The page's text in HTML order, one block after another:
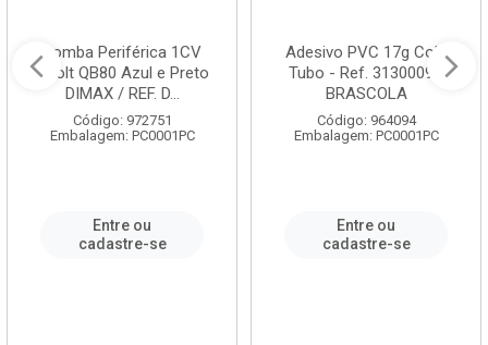
Bomba Periférica 1CV
Bivolt QB80 Azul e Preto
DIMAX / REF. D...
Código: 972751
Embalagem: PC0001PC
Entre ou
cadastre-se
Adesivo PVC 17g Cola
Tubo - Ref. 3130009 -
BRASCOLA
Código: 964094
Embalagem: PC0001PC
Entre ou
cadastre-se